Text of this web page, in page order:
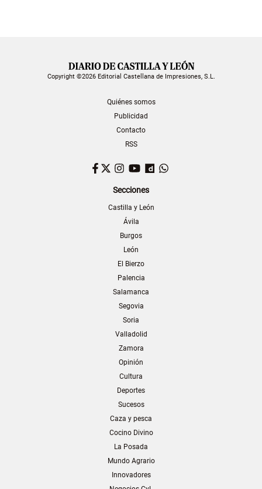
Copyright ©2026 Editorial Castellana de Impresiones, S.L.
Quiénes somos
Publicidad
Contacto
RSS
Facebook
TwitterInstagram
YouTubeDailymotion
Secciones
Castilla y León
Ávila
Burgos
León
El Bierzo
Palencia
Salamanca
Segovia
Soria
Valladolid
Zamora
Opinión
Cultura
Deportes
Sucesos
Caza y pesca
Cocino Divino
La Posada
Mundo Agrario
Innovadores